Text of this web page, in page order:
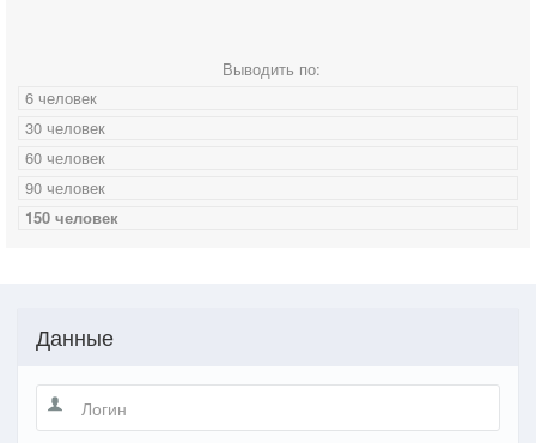
Выводить по:
6 человек
30 человек
60 человек
90 человек
150 человек
Данные